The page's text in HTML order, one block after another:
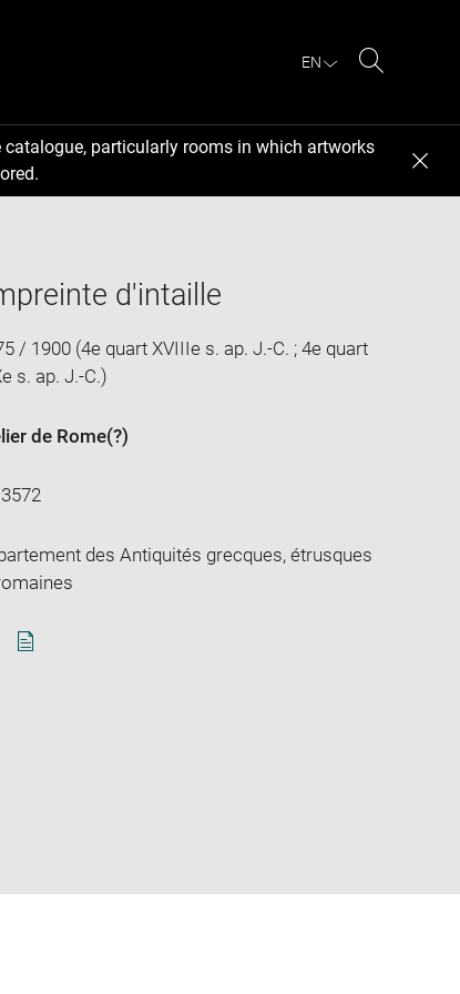
EN
particularly rooms in which artworks
d'intaille
/ 1900 (4e quart XVIIIe s. ap. J.-C. ; 4e quart
s. ap. J.-C.)
de Rome(?)
des Antiquités grecques, étrusques